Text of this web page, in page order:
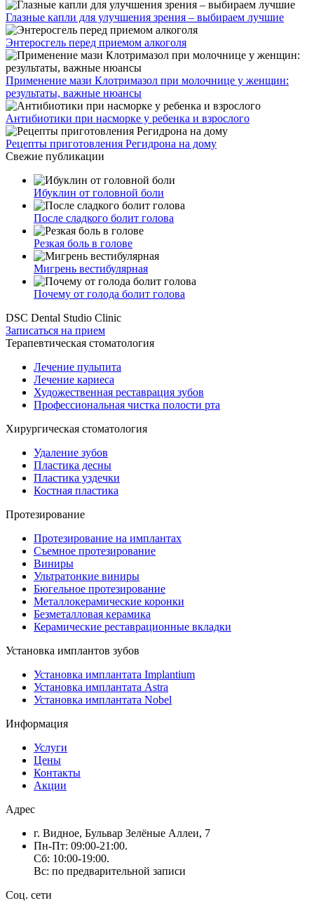
Глазные капли для улучшения зрения – выбираем лучшие
Энтеросгель перед приемом алкоголя
Применение мази Клотримазол при молочнице у женщин:
результаты, важные нюансы
Антибиотики при насморке у ребенка и взрослого
Рецепты приготовления Регидрона на дому
Свежие публикации
Ибуклин от головной боли
После сладкого болит голова
Резкая боль в голове
Мигрень вестибулярная
Почему от голода болит голова
DSC Dental Studio Clinic
Записаться на прием
Терапевтическая стоматология
Лечение пульпита
Лечение кариеса
Художественная реставрация зубов
Профессиональная чистка полости рта
Хирургическая стоматология
Удаление зубов
Пластика десны
Пластика уздечки
Костная пластика
Протезирование
Протезирование на имплантах
Съемное протезирование
Виниры
Ультратонкие виниры
Бюгельное протезирование
Металлокерамические коронки
Безметалловая керамика
Керамические реставрационные вкладки
Установка имплантов зубов
Установка имплантата Implantium
Установка имплантата Astra
Установка имплантата Nobel
Информация
Услуги
Цены
Контакты
Акции
Адрес
г. Видное, Бульвар Зелёные Аллеи, 7
Пн-Пт: 09:00-21:00.
Сб: 10:00-19:00.
Вс: по предварительной записи
Соц. сети